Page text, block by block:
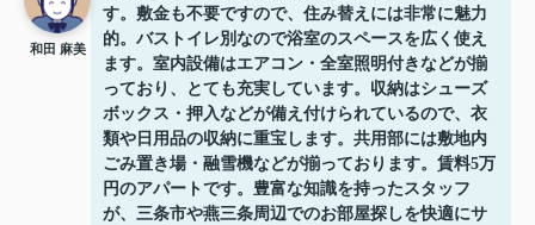
和田 麻美
す。敷金も不要ですので、住み替えには非常に魅力
的。バストイレ別なので浴室のスペースを広く使え
ます。室内設備はエアコン・全室照明付きなどが揃
っており、とても充実しています。収納はシューズ
ボックス・押入などが備え付けられているので、衣
類や日用品の収納に重宝します。共用部には敷地内
ごみ置き場・融雪機などが揃っております。賃料5万
円のアパートです。豊富な知識を持ったスタッフ
が、三条市や燕三条周辺でのお部屋探しを快適にサ